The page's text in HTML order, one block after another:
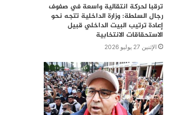
ترقبا لحركة انتقالية واسعة في صفوف
رجال السلطة: وزارة الداخلية تتجه نحو
إعادة ترتيب البيت الداخلي قبيل
الاستحقاقات الانتخابية
الإثنين 27 يوليو 2026